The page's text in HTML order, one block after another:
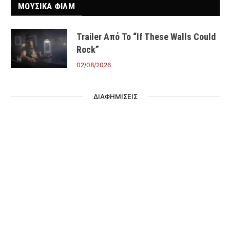
ΜΟΥΣΙΚΑ ΦΙΛΜ
Trailer Από Το “If These Walls Could
Rock”
02/08/2026
ΔΙΑΦΗΜΙΣΕΙΣ